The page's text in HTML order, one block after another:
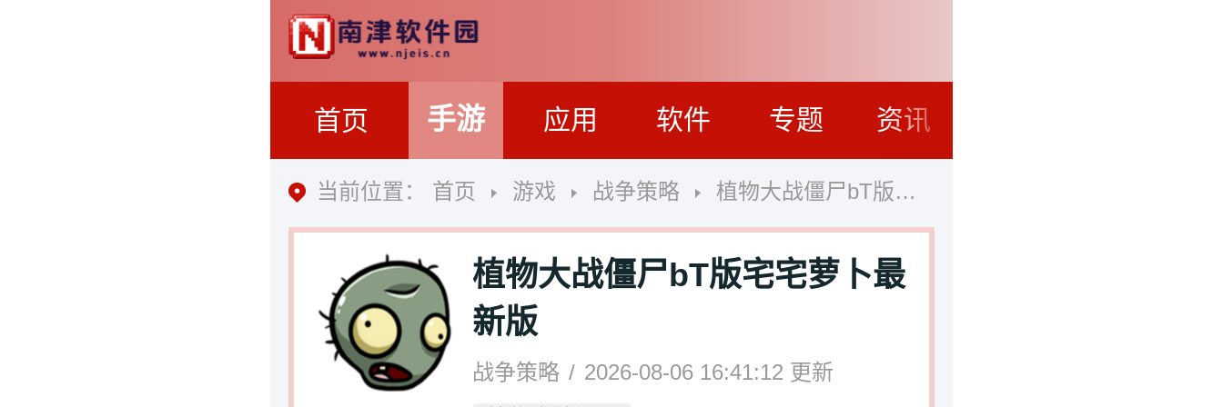
首页 手游 应用 软件 专题 资讯
当前位置： 首页 游戏 战争策略 植物大战僵尸bT版宅宅萝卜最新版
植物大战僵尸bT版宅宅萝卜最
新版
战争策略 2026-08-06 16:41:12 更新